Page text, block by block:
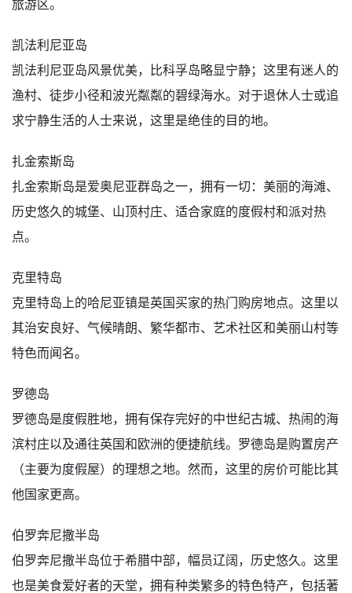
旅游区。
凯法利尼亚岛
凯法利尼亚岛风景优美，比科孚岛略显宁静；这里有迷人的
渔村、徒步小径和波光粼粼的碧绿海水。对于退休人士或追
求宁静生活的人士来说，这里是绝佳的目的地。
扎金索斯岛
扎金索斯岛是爱奥尼亚群岛之一，拥有一切：美丽的海滩、
历史悠久的城堡、山顶村庄、适合家庭的度假村和派对热
点。
克里特岛
克里特岛上的哈尼亚镇是英国买家的热门购房地点。这里以
其治安良好、气候晴朗、繁华都市、艺术社区和美丽山村等
特色而闻名。
罗德岛
罗德岛是度假胜地，拥有保存完好的中世纪古城、热闹的海
滨村庄以及通往英国和欧洲的便捷航线。罗德岛是购置房产
（主要为度假屋）的理想之地。然而，这里的房价可能比其
他国家更高。
伯罗奔尼撒半岛
伯罗奔尼撒半岛位于希腊中部，幅员辽阔，历史悠久。这里
也是美食爱好者的天堂，拥有种类繁多的特色特产，包括著